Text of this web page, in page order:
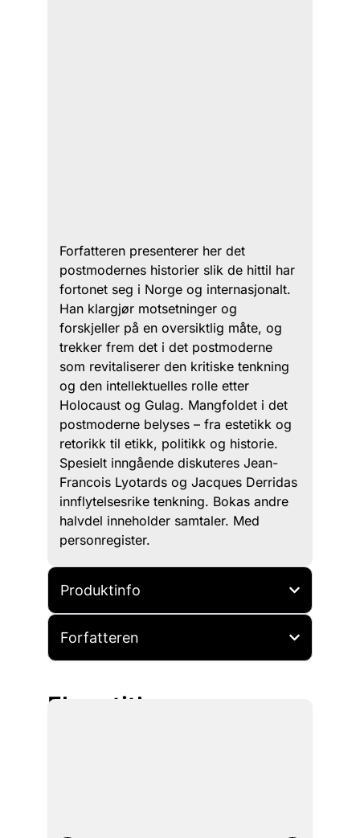
Forfatteren presenterer her det
postmodernes historier slik de hittil har
fortonet seg i Norge og internasjonalt.
Han klargjør motsetninger og
forskjeller på en oversiktlig måte, og
trekker frem det i det postmoderne
som revitaliserer den kritiske tenkning
og den intellektuelles rolle etter
Holocaust og Gulag. Mangfoldet i det
postmoderne belyses – fra estetikk og
retorikk til etikk, politikk og historie.
Spesielt inngående diskuteres Jean-
Francois Lyotards og Jacques Derridas
innflytelsesrike tenkning. Bokas andre
halvdel inneholder samtaler. Med
personregister.
Produktinfo
Forfatteren
Flere titler